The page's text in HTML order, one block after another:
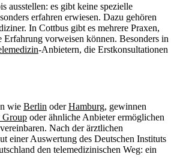
ausstellen: es gibt keine spezielle
erfahren erwiesen. Dazu gehören
In Cottbus gibt es mehrere Praxen,
Erfahrung vorweisen können. Besonders in
-Anbietern, die Erstkonsultationen
wie Berlin oderHamburg, gewinnen
Group oder ähnliche Anbieter ermöglichen
Nach der ärztlichen
einer Auswertung des Deutschen Instituts
den telemedizinischen Weg: ein